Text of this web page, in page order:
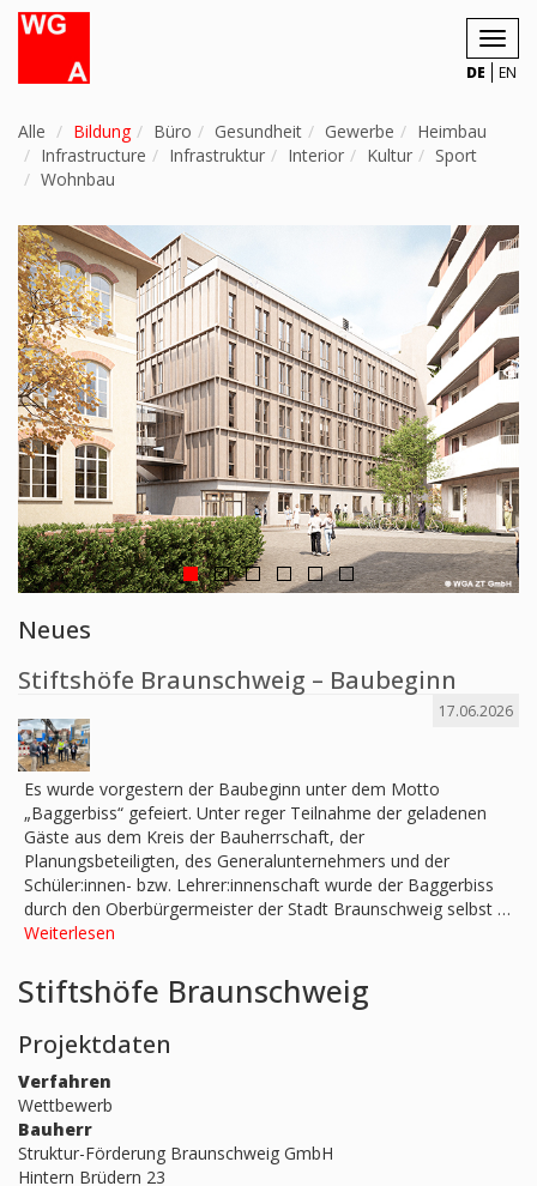
DE EN
Alle Bildung Büro Gesundheit Gewerbe
Heimbau
Infrastructure
Infrastruktur Interior Kultur
Sport
Wohnbau
Neues
Stiftshöfe Braunschweig – Baubeginn
17.06.2026
Es wurde vorgestern der Baubeginn unter dem Motto
„Baggerbiss“ gefeiert. Unter reger Teilnahme der geladenen
Gäste aus dem Kreis der Bauherrschaft, der
Planungsbeteiligten, des Generalunternehmers und der
Schüler:innen- bzw. Lehrer:innenschaft wurde der Baggerbiss
durch den Oberbürgermeister der Stadt Braunschweig selbst …
Weiterlesen
Stiftshöfe Braunschweig
Projektdaten
Verfahren
Wettbewerb
Bauherr
Struktur-Förderung Braunschweig GmbH
Hintern Brüdern 23